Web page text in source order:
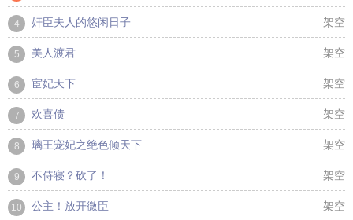
4 奸臣夫人的悠闲日子 架空
5 美人渡君 架空
6 宦妃天下 架空
7 欢喜债 架空
8 璃王宠妃之绝色倾天下 架空
9 不侍寝？砍了！ 架空
10 公主！放开微臣 架空